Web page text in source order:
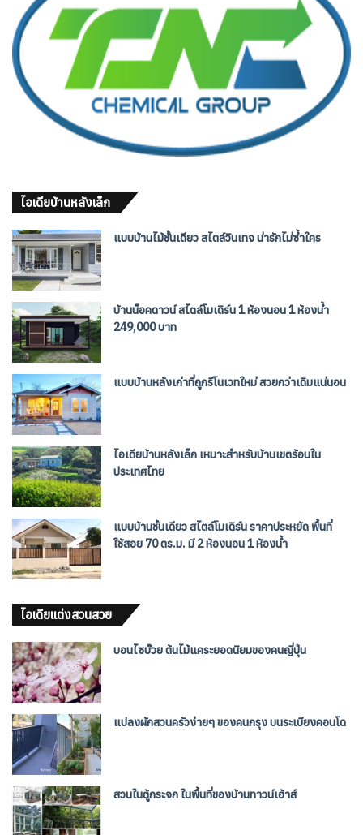
ไอเดียบ้านหลังเล็ก
แบบบ้านไม้ชั้นเดียว สไตล์วินเทจ น่ารักไม่ซ้ำใคร
บ้านน็อคดาวน์ สไตล์โมเดิร์น 1 ห้องนอน 1 ห้องน้ำ
249,000 บาท
แบบบ้านหลังเก่าที่ถูกรีโนเวทใหม่ สวยกว่าเดิมแน่นอน
ไอเดียบ้านหลังเล็ก เหมาะสำหรับบ้านเขตร้อนใน
ประเทศไทย
แบบบ้านชั้นเดียว สไตล์โมเดิร์น ราคาประหยัด พื้นที่
ใช้สอย 70 ตร.ม. มี 2 ห้องนอน 1 ห้องน้ำ
ไอเดียแต่งสวนสวย
บอนไซบ๊วย ต้นไม้แคระยอดนิยมของคนญี่ปุ่น
แปลงผักสวนครัวง่ายๆ ของคนกรุง บนระเบียงคอนโด
สวนในตู้กระจก ในพื้นที่ของบ้านทาวน์เฮ้าส์